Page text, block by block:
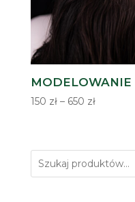
MODELOWANIE
150 zł – 650 złZakres
150 zł
do
650 zł